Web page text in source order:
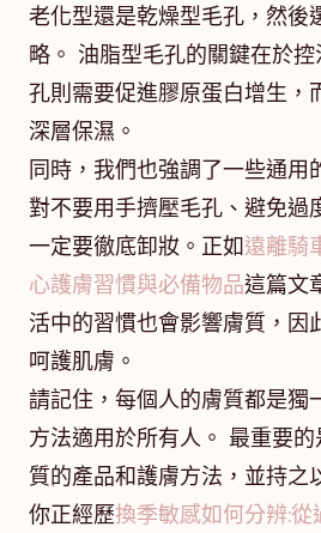
老化型還是乾燥型毛孔，然後
略。 油脂型毛孔的關鍵在於
孔則需要促進膠原蛋白增生，
深層保濕。
同時，我們也強調了一些通用
對不要用手擠壓毛孔、避免過
一定要徹底卸妝。正如遠離騎
心護膚習慣與必備物品這篇文
活中的習慣也會影響膚質，因
呵護肌膚。
請記住，每個人的膚質都是獨
方法適用於所有人。 最重要
質的產品和護膚方法，並持之
你正經歷換季敏感如何分辨: